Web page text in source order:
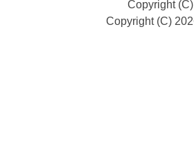
Copyright
Copyright (C)